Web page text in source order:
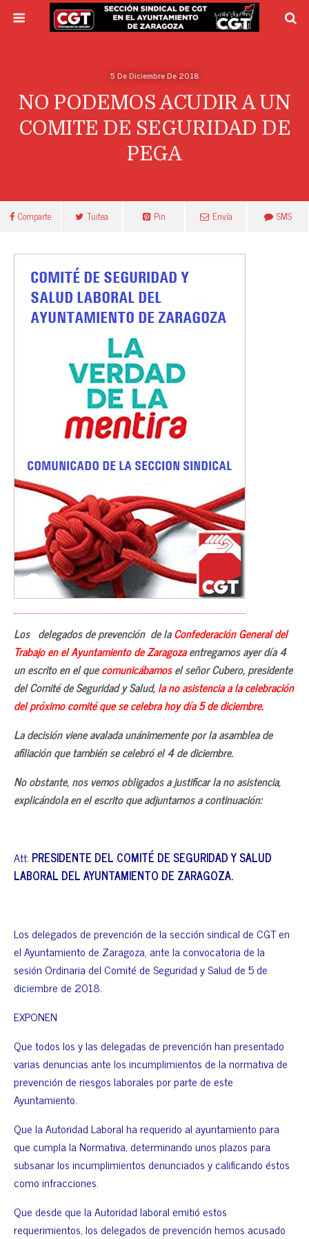
5 De Diciembre De 2018
NO PODEMOS ACUDIR A UN
COMITE DE SEGURIDAD DE
PEGA
Comparte Tuitea Pin Envía SMS
Los delegados de prevención de laConfederación General del
Trabajo en el Ayuntamiento de Zaragozaentregamos ayer día 4
un escrito en el quecomunicábamosel señor Cubero, presidente
del Comité de Seguridad y Salud,la no asistencia a la celebración
del próximo comité que se celebra hoy día 5 de diciembre.
La decisión viene avalada unánimemente por la asamblea de
afiliación que también se celebró el 4 de diciembre.
No obstante, nos vemos obligados a justificar la no asistencia,
explicándola en el escrito que adjuntamos a continuación:
Att: PRESIDENTE DEL COMITÉ DE SEGURIDAD Y SALUD
LABORAL DEL AYUNTAMIENTO DE ZARAGOZA.
Los delegados de prevención de la sección sindical de CGT en
el Ayuntamiento de Zaragoza, ante la convocatoria de la
sesión Ordinaria del Comité de Seguridad y Salud de 5 de
diciembre de 2018.
EXPONEN
Que todos los y las delegadas de prevención han presentado
varias denuncias ante los incumplimientos de la normativa de
prevención de riesgos laborales por parte de este
Ayuntamiento.
Que la Autoridad Laboral ha requerido al ayuntamiento para
que cumpla la Normativa, determinando unos plazos para
subsanar los incumplimientos denunciados y calificando éstos
como infracciones.
Que desde que la Autoridad laboral emitió estos
requerimientos, los delegados de prevención hemos acusado